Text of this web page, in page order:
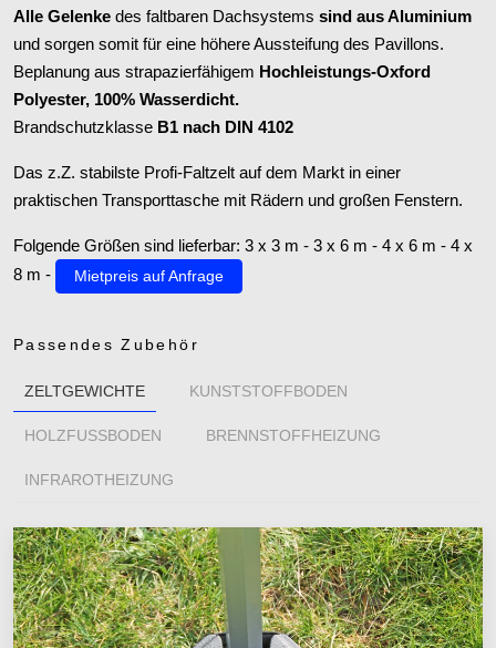
Alle Gelenke des faltbaren Dachsystems sind aus Aluminium
und sorgen somit für eine höhere Aussteifung des Pavillons.
Beplanung aus strapazierfähigem Hochleistungs-Oxford
Polyester, 100% Wasserdicht.
Brandschutzklasse B1 nach DIN 4102
Das z.Z. stabilste Profi-Faltzelt auf dem Markt in einer
praktischen Transporttasche mit Rädern und großen Fenstern.
Folgende Größen sind lieferbar: 3 x 3 m - 3 x 6 m - 4 x 6 m - 4 x
8 m -
Mietpreis auf Anfrage
Passendes Zubehör
ZELTGEWICHTE KUNSTSTOFFBODEN
HOLZFUSSBODEN BRENNSTOFFHEIZUNG
INFRAROTHEIZUNG